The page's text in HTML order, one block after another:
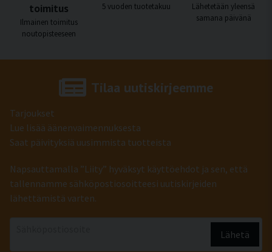
toimitus
Ilmainen toimitus
noutopisteeseen
5 vuoden tuotetakuu
Lähetetään yleensä
samana päivänä
Tilaa uutiskirjeemme
Lähetä
Tarjoukset
Lue lisää äänenvaimennuksesta
Saat päivityksiä uusimmista tuotteista
Napsauttamalla ”Liity” hyväksyt käyttöehdot ja sen, että
tallennamme sähköpostiosoitteesi uutiskirjeiden
lähettämistä varten.